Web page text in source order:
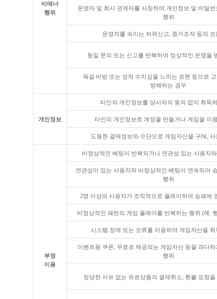
비매너
행위
운영자 및 회사 관계자를 사칭하여 개인정보 및 비밀
행위
운영자를 속이는 허위신고, 증거조작 등의 모
동일 문의 또는 신고를 반복하여 정상적인 운영을
욕설 비방 또는 성적 수치심을 느끼는 표현 등으로
방해하는 경우
개인정보
타인의 개인정보를 당사자의 동의 없이 취득
타인의 개인정보로 계정을 만들거나 게임을 이
도용한 결제정보와 수단으로 게임자산을 구매,
부정
이용
비정상적인 베팅이 반복되거나 연관성 있는 사용자
연관성이 있는 사용자와 비정상적인 베팅이 연속되어
행위
2명 이상의 사용자가 조직적으로 플레이하여 승패에
비정상적인 패턴의 게임 플레이를 반복하는 행위 (예:
시스템 장애 또는 오류를 이용하여 게임자산을
이벤트용 쿠폰, 무료로 제공되는 게임자산 등을 과다
행위
정당한 사유 없는 유료상품의 결제취소, 환불 요청